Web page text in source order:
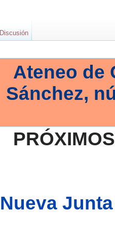
Ateneo de
Sánchez,
Nueva
Discusión